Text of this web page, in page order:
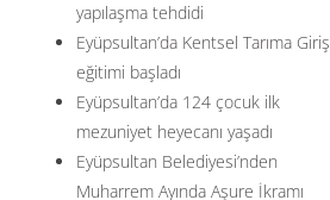
yapılaşma tehdidi
Eyüpsultan’da Kentsel Tarıma Giriş
eğitimi başladı
Eyüpsultan’da 124 çocuk ilk
mezuniyet heyecanı yaşadı
Eyüpsultan Belediyesi’nden
Muharrem Ayında Aşure İkramı